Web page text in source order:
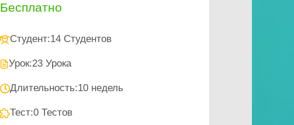
Бесплатно
Студент:14 Студентов
Урок:23 Урока
Длительность:10 недель
Тест:0 Тестов